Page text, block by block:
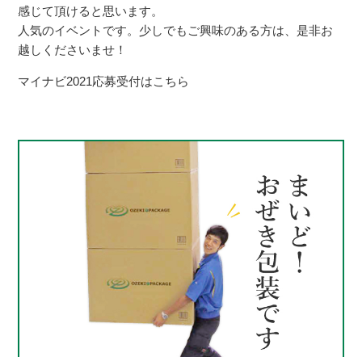
感じて頂けると思います。
人気のイベントです。少しでもご興味のある方は、是非お
越しくださいませ！
マイナビ2021応募受付はこちら